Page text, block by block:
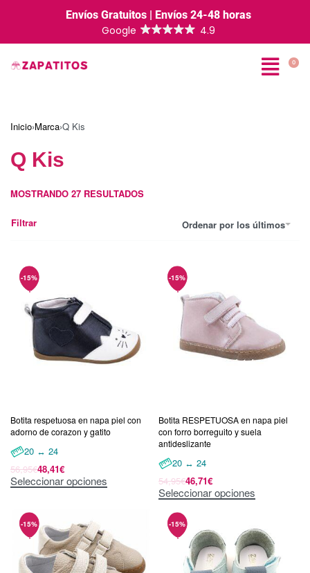
Envíos Gratuitos | Envíos 24-48 horas
0
Inicio›Marca›Q Kis
Q Kis
MOSTRANDO 27 RESULTADOS
Ordenar por los últimos
Filtrar
Botita respetuosa en napa piel con
adorno de corazon y gatito
20 ↔ 24
56,95€48,41€
Seleccionar opciones
Botita RESPETUOSA en napa piel
con forro borreguito y suela
antideslizante
20 ↔ 24
54,95€46,71€
Seleccionar opciones